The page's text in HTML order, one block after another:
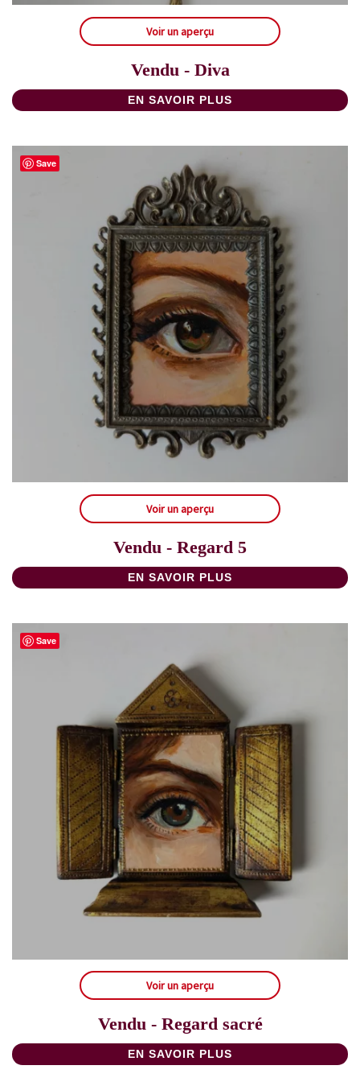
Voir un aperçu
Vendu - Diva
EN SAVOIR PLUS
Save
Voir un aperçu
Vendu - Regard 5
EN SAVOIR PLUS
Save
Voir un aperçu
Vendu - Regard sacré
EN SAVOIR PLUS